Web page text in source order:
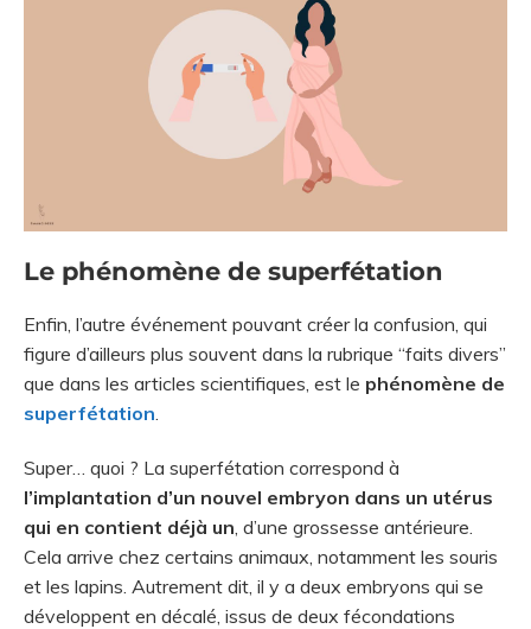
Le phénomène de superfétation
Enfin, l’autre événement pouvant créer la confusion, qui
figure d’ailleurs plus souvent dans la rubrique “faits divers”
que dans les articles scientifiques, est le phénomène de
superfétation
Super… quoi ? La superfétation correspond à
l’implantation d’un nouvel embryon dans un utérus
qui en contient déjà un , d’une grossesse antérieure.
Cela arrive chez certains animaux, notamment les souris
et les lapins. Autrement dit, il y a deux embryons qui se
développent en décalé, issus de deux fécondations